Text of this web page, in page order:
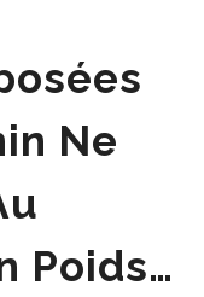
Ne
Poids…